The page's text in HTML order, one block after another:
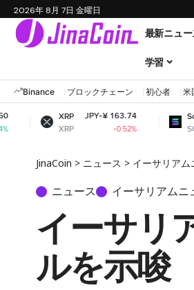
2026年 8月 7日 金曜日
最新ニュー
学習
Binance ブロックチェーン 初心者 米
XRP
XRP
JPY-¥ 163.74
-0.52%
JPY-
JinaCoin > ニュース > イーサリアム
ニュース イーサリアムニ
イーサリ
ルを示唆